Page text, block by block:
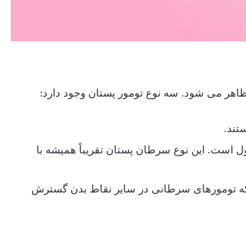
می شود. سه نوع تومور پستان وجود دارد:
است. این نوع سرطان پستان تقریباً همیشه با
تومورهای سرطانی در سایر نقاط بدن گسترش